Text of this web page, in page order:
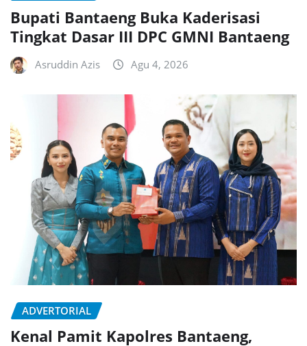
Bupati Bantaeng Buka Kaderisasi
Tingkat Dasar III DPC GMNI Bantaeng
Asruddin Azis Agu 4, 2026
ADVERTORIAL
Kenal Pamit Kapolres Bantaeng,